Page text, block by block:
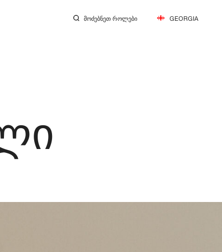
ᲛᲝᲫᲔᲑᲜᲔᲗ ᲠᲝᲚᲔᲑᲘ GEORGIA